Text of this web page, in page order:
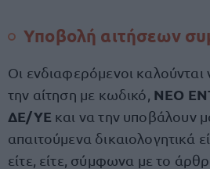
Υποβολή αιτήσεων
Οι ενδιαφερόμενοι
την αίτηση με κωδικό, ΝΕΟ
ΔΕ/ΥΕ και να την υποβάλουν
απαιτούμενα δικαιολογητικά
είτε, είτε, σύμφωνα με το